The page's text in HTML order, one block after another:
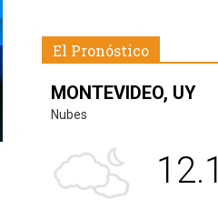
El Pronóstico
MONTEVIDEO, UY
Nubes
12.1